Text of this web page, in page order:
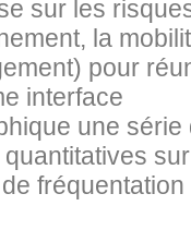
sur les
la
pour
interface
une série